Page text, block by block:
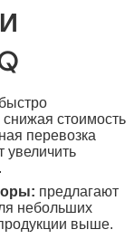
стоимость
перевозка
увеличить
предлагают
небольших
выше.